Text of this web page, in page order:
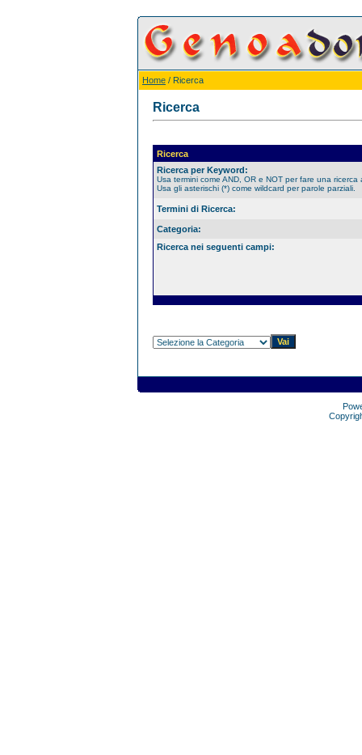
Home / Ricerca
Ricerca
Ricerca
Ricerca per Keyword:
Usa termini come AND, OR e NOT per fare una ricerca
Usa gli asterischi (*) come wildcard per parole parziali.
Termini di Ricerca:
Categoria:
Ricerca nei seguenti campi: